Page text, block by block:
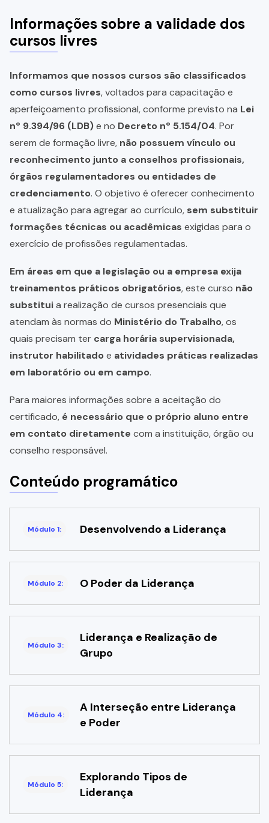
Informações sobre a validade dos
cursos livres
Informamos que nossos cursos são classificados
como cursos livres, voltados para capacitação e
aperfeiçoamento profissional, conforme previsto na Lei
nº 9.394/96 (LDB)e no Decreto nº 5.154/04. Por
serem de formação livre, não possuem vínculo ou
reconhecimento junto a conselhos profissionais,
órgãos regulamentadores ou entidades de
credenciamento. O objetivo é oferecer conhecimento
e atualização para agregar ao currículo, sem substituir
formações técnicas ou acadêmicas exigidas para o
exercício de profissões regulamentadas.
Em áreas em que a legislação ou a empresa exija
treinamentos práticos obrigatórios, este curso não
substituia realização de cursos presenciais que
atendam às normas do Ministério do Trabalho, os
quais precisam ter carga horária supervisionada,
instrutor habilitadoe atividades práticas realizadas
em laboratório ou em campo.
Para maiores informações sobre a aceitação do
certificado, é necessário que o próprio aluno entre
em contato diretamente com a instituição, órgão ou
conselho responsável.
Conteúdo programático
Módulo 1: Desenvolvendo a Liderança
Módulo 2: O Poder da Liderança
Módulo 3:
Liderança e Realização de
Grupo
Módulo 4:
A Interseção entre Liderança
e Poder
Módulo 5:
Explorando Tipos de
Liderança